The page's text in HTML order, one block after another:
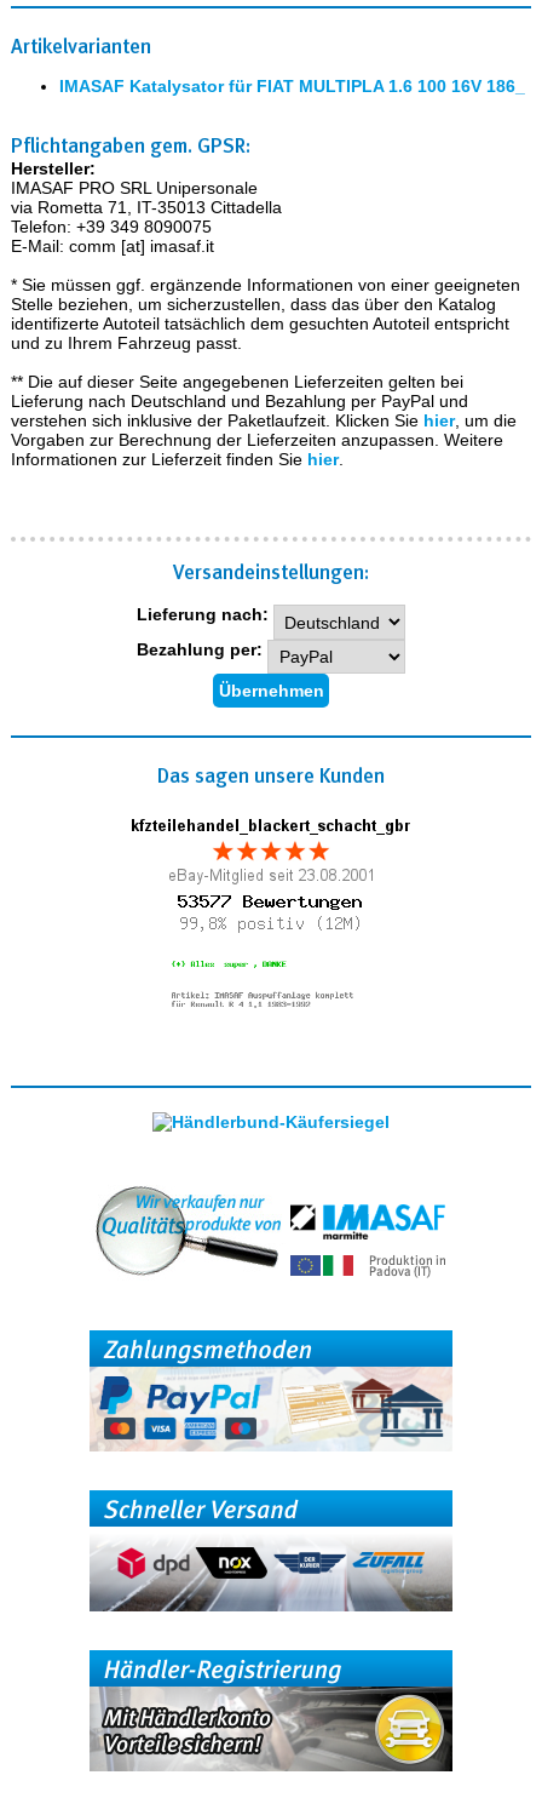
Artikelvarianten
IMASAF Katalysator für FIAT MULTIPLA 1.6 100 16V 186_
Pflichtangaben gem. GPSR:
Hersteller:
IMASAF PRO SRL Unipersonale
via Rometta 71, IT-35013 Cittadella
Telefon: +39 349 8090075
E-Mail: comm [at] imasaf.it
* Sie müssen ggf. ergänzende Informationen von einer geeigneten
Stelle beziehen, um sicherzustellen, dass das über den Katalog
identifizerte Autoteil tatsächlich dem gesuchten Autoteil entspricht
und zu Ihrem Fahrzeug passt.
** Die auf dieser Seite angegebenen Lieferzeiten gelten bei
Lieferung nach Deutschland und Bezahlung per PayPal und
verstehen sich inklusive der Paketlaufzeit. Klicken Sie hier, um die
Vorgaben zur Berechnung der Lieferzeiten anzupassen. Weitere
Informationen zur Lieferzeit finden Sie hier.
Versand­einstellungen:
Lieferung nach:
Bezahlung per:
Das sagen unsere Kunden